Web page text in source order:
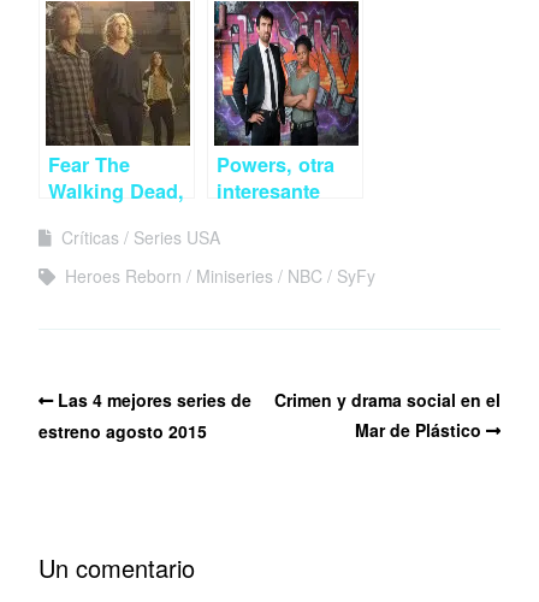
otoño 2015
desierto
Fear The
Walking Dead,
fuego lento
Powers, otra
interesante
montón
Críticas
Series USA
Heroes Reborn
Miniseries NBC SyFy
Las 4 mejores series de
estreno agosto 2015
Crimen y drama social en el
Mar de Plástico
Un comentario